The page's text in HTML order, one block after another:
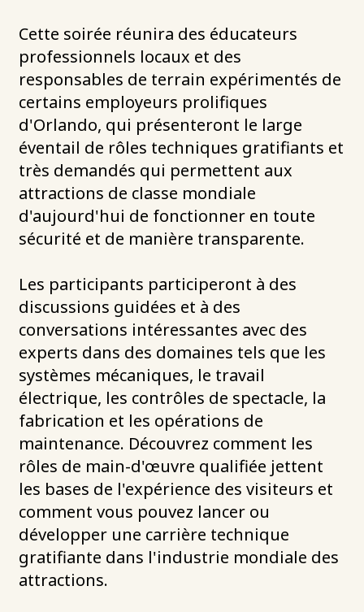
Cette soirée réunira des éducateurs
professionnels locaux et des
responsables de terrain expérimentés de
certains employeurs prolifiques
d'Orlando, qui présenteront le large
éventail de rôles techniques gratifiants et
très demandés qui permettent aux
attractions de classe mondiale
d'aujourd'hui de fonctionner en toute
sécurité et de manière transparente.
Les participants participeront à des
discussions guidées et à des
conversations intéressantes avec des
experts dans des domaines tels que les
systèmes mécaniques, le travail
électrique, les contrôles de spectacle, la
fabrication et les opérations de
maintenance. Découvrez comment les
rôles de main-d'œuvre qualifiée jettent
les bases de l'expérience des visiteurs et
comment vous pouvez lancer ou
développer une carrière technique
gratifiante dans l'industrie mondiale des
attractions.